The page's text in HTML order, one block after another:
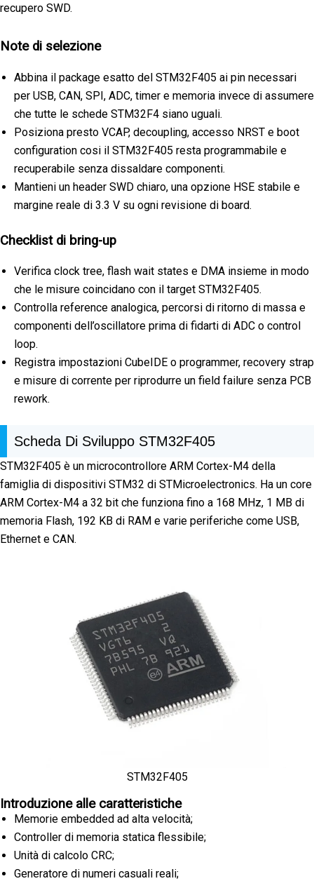
recupero SWD.
Note di selezione
Abbina il package esatto del STM32F405 ai pin necessari
per USB, CAN, SPI, ADC, timer e memoria invece di assumere
che tutte le schede STM32F4 siano uguali.
Posiziona presto VCAP, decoupling, accesso NRST e boot
configuration cosi il STM32F405 resta programmabile e
recuperabile senza dissaldare componenti.
Mantieni un header SWD chiaro, una opzione HSE stabile e
margine reale di 3.3 V su ogni revisione di board.
Checklist di bring-up
Verifica clock tree, flash wait states e DMA insieme in modo
che le misure coincidano con il target STM32F405.
Controlla reference analogica, percorsi di ritorno di massa e
componenti dell’oscillatore prima di fidarti di ADC o control
loop.
Registra impostazioni CubeIDE o programmer, recovery strap
e misure di corrente per riprodurre un field failure senza PCB
rework.
Scheda Di Sviluppo STM32F405
STM32F405 è un microcontrollore ARM Cortex-M4 della
famiglia di dispositivi STM32 di STMicroelectronics. Ha un core
ARM Cortex-M4 a 32 bit che funziona fino a 168 MHz, 1 MB di
memoria Flash, 192 KB di RAM e varie periferiche come USB,
Ethernet e CAN.
STM32F405
Introduzione alle caratteristiche
Memorie embedded ad alta velocità;
Controller di memoria statica flessibile;
Unità di calcolo CRC;
Generatore di numeri casuali reali;